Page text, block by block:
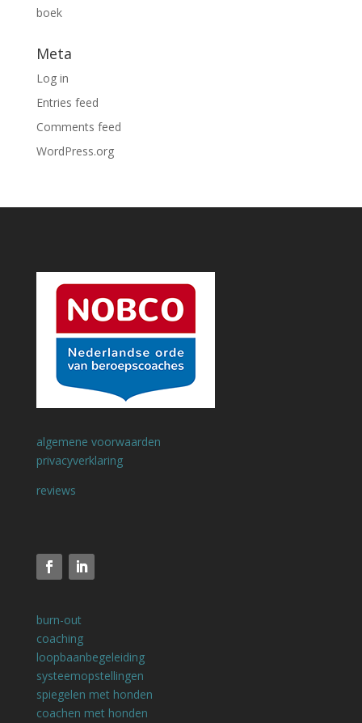
boek
Meta
Log in
Entries feed
Comments feed
WordPress.org
algemene voorwaarden
privacyverklaring
reviews
burn-out
coaching
loopbaanbegeleiding
systeemopstellingen
spiegelen met honden
coachen met honden